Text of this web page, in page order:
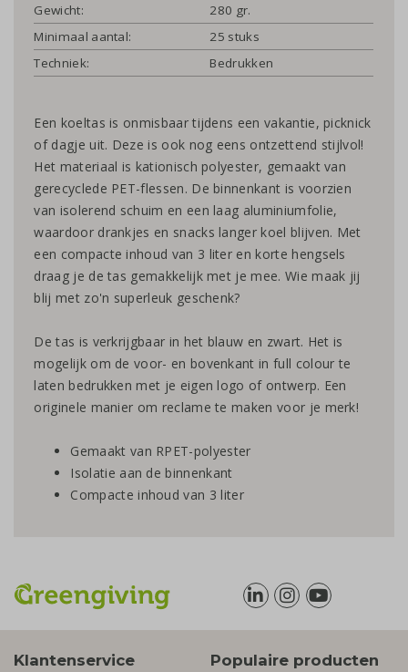
Gewicht:
280 gr.
Minimaal aantal:
25 stuks
Techniek:
Bedrukken
Een koeltas is onmisbaar tijdens een vakantie, picknick
of dagje uit. Deze is ook nog eens ontzettend stijlvol!
Het materiaal is kationisch polyester, gemaakt van
gerecyclede PET-flessen. De binnenkant is voorzien
van isolerend schuim en een laag aluminiumfolie,
waardoor drankjes en snacks langer koel blijven. Met
een compacte inhoud van 3 liter en korte hengsels
draag je de tas gemakkelijk met je mee. Wie maak jij
blij met zo'n superleuk geschenk?
De tas is verkrijgbaar in het blauw en zwart. Het is
mogelijk om de voor- en bovenkant in full colour te
laten bedrukken met je eigen logo of ontwerp. Een
originele manier om reclame te maken voor je merk!
Gemaakt van RPET-polyester
Isolatie aan de binnenkant
Compacte inhoud van 3 liter
Klantenservice Populaire producten